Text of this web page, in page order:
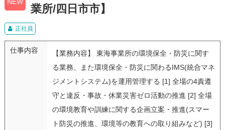
業所/四日市市】
正社員
仕事内容
【業務内容】 東海事業所の環境保全・防災に関す
る業務、また環境保全・防災に関わるIMS(統合マネ
ジメントシステム)を運用管理する [1] 全場の4責遵
守と違反・事故・休業災害ゼロ活動の推進 [2] 全場
の環境教育や訓練に関する企画立案・推進(スマー
ト防災の推進、環境等の教育への取り組みなど) [3]